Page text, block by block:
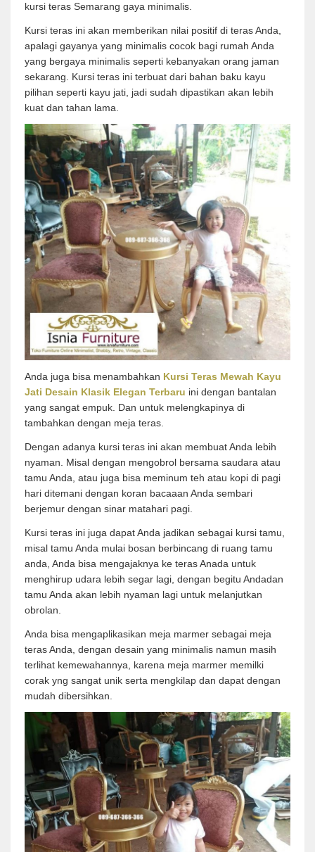
kursi teras Semarang gaya minimalis.
Kursi teras ini akan memberikan nilai positif di teras Anda,
apalagi gayanya yang minimalis cocok bagi rumah Anda
yang bergaya minimalis seperti kebanyakan orang jaman
sekarang. Kursi teras ini terbuat dari bahan baku kayu
pilihan seperti kayu jati, jadi sudah dipastikan akan lebih
kuat dan tahan lama.
Anda juga bisa menambahkan Kursi Teras Mewah Kayu
Jati Desain Klasik Elegan Terbaru ini dengan bantalan
yang sangat empuk. Dan untuk melengkapinya di
tambahkan dengan meja teras.
Dengan adanya kursi teras ini akan membuat Anda lebih
nyaman. Misal dengan mengobrol bersama saudara atau
tamu Anda, atau juga bisa meminum teh atau kopi di pagi
hari ditemani dengan koran bacaaan Anda sembari
berjemur dengan sinar matahari pagi.
Kursi teras ini juga dapat Anda jadikan sebagai kursi tamu,
misal tamu Anda mulai bosan berbincang di ruang tamu
anda, Anda bisa mengajaknya ke teras Anada untuk
menghirup udara lebih segar lagi, dengan begitu Andadan
tamu Anda akan lebih nyaman lagi untuk melanjutkan
obrolan.
Anda bisa mengaplikasikan meja marmer sebagai meja
teras Anda, dengan desain yang minimalis namun masih
terlihat kemewahannya, karena meja marmer memilki
corak yng sangat unik serta mengkilap dan dapat dengan
mudah dibersihkan.